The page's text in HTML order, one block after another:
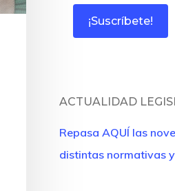
ACTUALIDAD
Repasa AQUÍ las
distintas normativas